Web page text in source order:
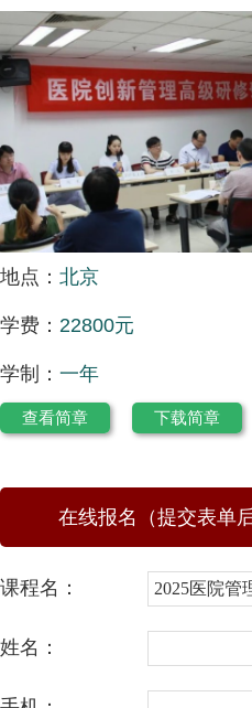
地点： 北京
学费： 22800元
学制： 一年
查看简章 下载简章
在线报名（提交表单
课程名：
姓名：